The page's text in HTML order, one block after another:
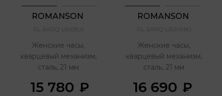
ROMANSON
RL 6A11Q LW(BU)
Женские часы,
кварцевый механизм,
сталь, 21 мм
15 780 ₽
ROMANSON
RL 6A11Q LR(PINK)
Женские часы,
кварцевый механизм,
сталь, 21 мм
16 690 ₽